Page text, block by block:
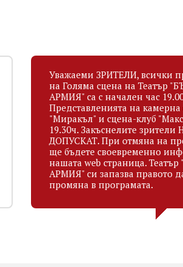
Уважаеми ЗРИТЕЛИ, всички
на Голяма сцена на Театър
АРМИЯ" са с начален час
Представленията на камерна
"Миракъл" и сцена-клуб
19.30ч. Закъснелите зрители
ДОПУСКАТ. При отмяна на
ще бъдете своевременно
нашата web страница.
АРМИЯ" си запазва правото
промяна в програмата.